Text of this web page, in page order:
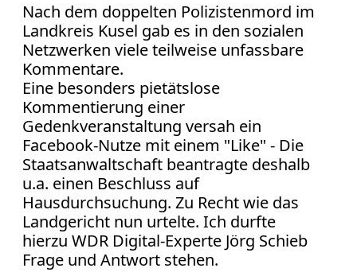
Nach dem doppelten Polizistenmord im
Landkreis Kusel gab es in den sozialen
Netzwerken viele teilweise unfassbare
Kommentare.
Eine besonders pietätslose
Kommentierung einer
Gedenkveranstaltung versah ein
Facebook-Nutze mit einem "Like" - Die
Staatsanwaltschaft beantragte deshalb
u.a. einen Beschluss auf
Hausdurchsuchung. Zu Recht wie das
Landgericht nun urtelte. Ich durfte
hierzu WDR Digital-Experte Jörg Schieb
Frage und Antwort stehen.